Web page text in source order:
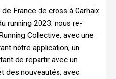
France de cross à Carhaix
running 2023, nous re-
Collective, avec une
notre application, un
de repartir avec un
des nouveautés, avec